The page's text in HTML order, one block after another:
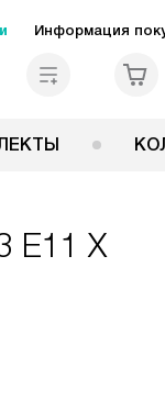
Информация
E11 X